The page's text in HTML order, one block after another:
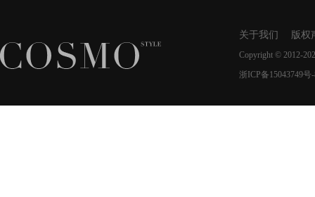
关于我们 版权
Copyright © 2012-
浙ICP备15043749